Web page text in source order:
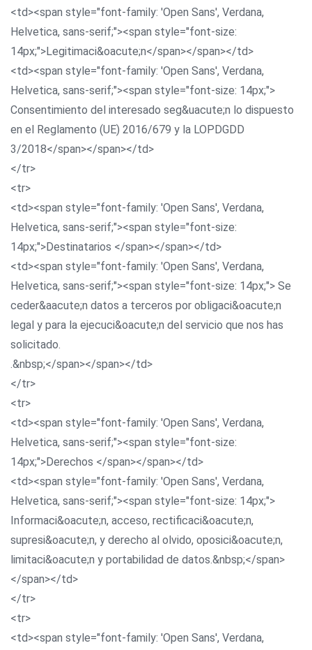
<td><span style="font-family: 'Open Sans', Verdana,
Helvetica, sans-serif;"><span style="font-size:
14px;">Legitimaci&oacute;n</span></span></td>
<td><span style="font-family: 'Open Sans', Verdana,
Helvetica, sans-serif;"><span style="font-size: 14px;">
Consentimiento del interesado seg&uacute;n lo dispuesto
en el Reglamento (UE) 2016/679 y la LOPDGDD
3/2018</span></span></td>
</tr>
<tr>
<td><span style="font-family: 'Open Sans', Verdana,
Helvetica, sans-serif;"><span style="font-size:
14px;">Destinatarios </span></span></td>
<td><span style="font-family: 'Open Sans', Verdana,
Helvetica, sans-serif;"><span style="font-size: 14px;"> Se
ceder&aacute;n datos a terceros por obligaci&oacute;n
legal y para la ejecuci&oacute;n del servicio que nos has
solicitado.
.&nbsp;</span></span></td>
</tr>
<tr>
<td><span style="font-family: 'Open Sans', Verdana,
Helvetica, sans-serif;"><span style="font-size:
14px;">Derechos </span></span></td>
<td><span style="font-family: 'Open Sans', Verdana,
Helvetica, sans-serif;"><span style="font-size: 14px;">
Informaci&oacute;n, acceso, rectificaci&oacute;n,
supresi&oacute;n, y derecho al olvido, oposici&oacute;n,
limitaci&oacute;n y portabilidad de datos.&nbsp;</span>
</span></td>
</tr>
<tr>
<td><span style="font-family: 'Open Sans', Verdana,